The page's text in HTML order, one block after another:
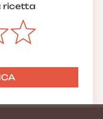
ricetta